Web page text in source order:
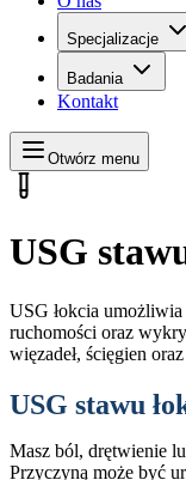
Specjalizacje
Badania
Kontakt
Otwórz menu
USG
USG łokcia
ruchomości oraz
więzadeł, ścięgien
USG stawu
Masz ból, drętwienie
Przyczyną może być